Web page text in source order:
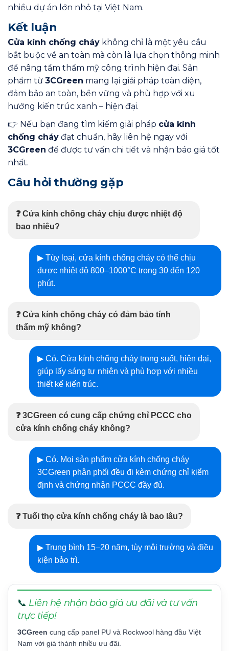
nhiều dự án lớn nhỏ tại Việt Nam.
Kết luận
Cửa kính chống cháy không chỉ là một yêu cầu
bắt buộc về an toàn mà còn là lựa chọn thông minh
để nâng tầm thẩm mỹ công trình hiện đại. Sản
phẩm từ 3CGreen mang lại giải pháp toàn diện,
đảm bảo an toàn, bền vững và phù hợp với xu
hướng kiến trúc xanh – hiện đại.
👉 Nếu bạn đang tìm kiếm giải pháp cửa kính
chống cháy đạt chuẩn, hãy liên hệ ngay với
3CGreen để được tư vấn chi tiết và nhận báo giá tốt
nhất.
Câu hỏi thường gặp
❓ Cửa kính chống cháy chịu được nhiệt độ
bao nhiêu?
▶ Tùy loại, cửa kính chống cháy có thể chịu
được nhiệt độ 800–1000°C trong 30 đến 120
phút.
❓ Cửa kính chống cháy có đảm bảo tính
thẩm mỹ không?
▶ Có. Cửa kính chống cháy trong suốt, hiện đại,
giúp lấy sáng tự nhiên và phù hợp với nhiều
thiết kế kiến trúc.
❓ 3CGreen có cung cấp chứng chỉ PCCC cho
cửa kính chống cháy không?
▶ Có. Mọi sản phẩm cửa kính chống cháy
3CGreen phân phối đều đi kèm chứng chỉ kiểm
định và chứng nhận PCCC đầy đủ.
❓ Tuổi thọ cửa kính chống cháy là bao lâu?
▶ Trung bình 15–20 năm, tùy môi trường và điều
kiện bảo trì.
📞 Liên hệ nhận báo giá ưu đãi và tư vấn
trực tiếp!
3CGreen cung cấp panel PU và Rockwool hàng đầu Việt
Nam với giá thành nhiều ưu đãi.